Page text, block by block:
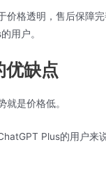
价格透明，售后保障
用户。
优缺点
就是价格低。
Plus的用户来